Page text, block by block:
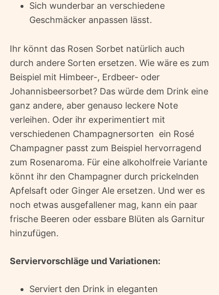
Sich wunderbar an verschiedene
Geschmäcker anpassen lässt.
Ihr könnt das Rosen Sorbet natürlich auch
durch andere Sorten ersetzen. Wie wäre es zum
Beispiel mit Himbeer-, Erdbeer- oder
Johannisbeersorbet? Das würde dem Drink eine
ganz andere, aber genauso leckere Note
verleihen. Oder ihr experimentiert mit
verschiedenen Champagnersorten  ein Rosé
Champagner passt zum Beispiel hervorragend
zum Rosenaroma. Für eine alkoholfreie Variante
könnt ihr den Champagner durch prickelnden
Apfelsaft oder Ginger Ale ersetzen. Und wer es
noch etwas ausgefallener mag, kann ein paar
frische Beeren oder essbare Blüten als Garnitur
hinzufügen.
Serviervorschläge und Variationen:
Serviert den Drink in eleganten